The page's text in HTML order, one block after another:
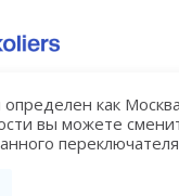
как
вы можете